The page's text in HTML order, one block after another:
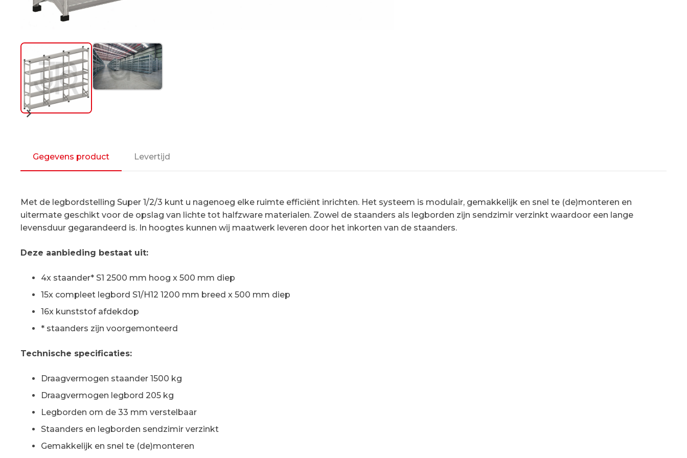
Gegevens product Levertijd
Met de legbordstelling Super 1/2/3 kunt u nagenoeg elke ruimte efficiënt inrichten. Het systeem is modulair, gemakkelijk en snel te (de)monteren en
uitermate geschikt voor de opslag van lichte tot halfzware materialen. Zowel de staanders als legborden zijn sendzimir verzinkt waardoor een lange
levensduur gegarandeerd is. In hoogtes kunnen wij maatwerk leveren door het inkorten van de staanders.
Deze aanbieding bestaat uit:
4x staander* S1 2500 mm hoog x 500 mm diep
15x compleet legbord S1/H12 1200 mm breed x 500 mm diep
16x kunststof afdekdop
* staanders zijn voorgemonteerd
Technische specificaties:
Draagvermogen staander 1500 kg
Draagvermogen legbord 205 kg
Legborden om de 33 mm verstelbaar
Staanders en legborden sendzimir verzinkt
Gemakkelijk en snel te (de)monteren